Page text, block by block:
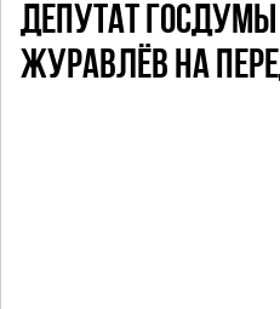
ДЕПУТАТ
ЖУРАВЛЁВ НА